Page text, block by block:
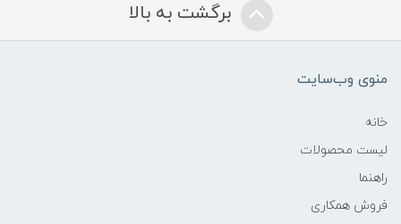
برگشت به بالا
منوی وب‌سایت
خانه
لیست محصولات
راهنما
فروش همکاری